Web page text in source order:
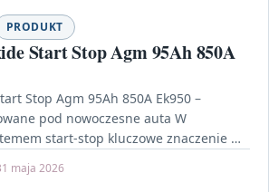
PRODUKT
Start Stop Agm 95Ah 850A
Stop Agm 95Ah 850A Ek950 –
pod nowoczesne auta W
start-stop kluczowe znaczenie ma
maja 2026